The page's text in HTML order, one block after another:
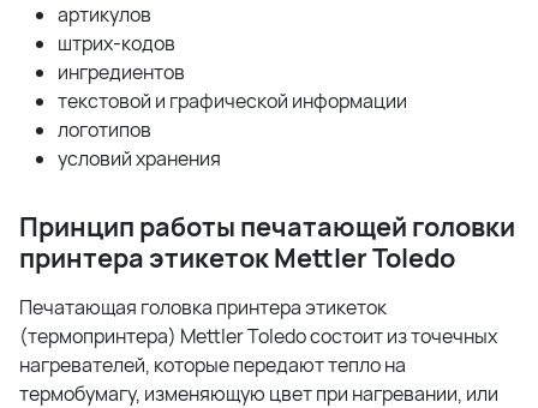
артикулов
штрих-кодов
ингредиентов
текстовой и графической информации
логотипов
условий хранения
Принцип работы печатающей головки
принтера этикетокMettlerToledo
Печатающая головка принтера этикеток
(термопринтера) Mettler Toledo состоит из точечных
нагревателей, которые передают тепло на
термобумагу, изменяющую цвет при нагревании, или